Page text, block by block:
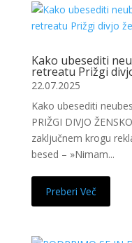
Kako ubesediti
retreatu Prižgi
22.07.2025
Kako ubesediti
PRIŽGI DIVJO
zaključnem krogu
besed – »Nimam...
Preberi Več